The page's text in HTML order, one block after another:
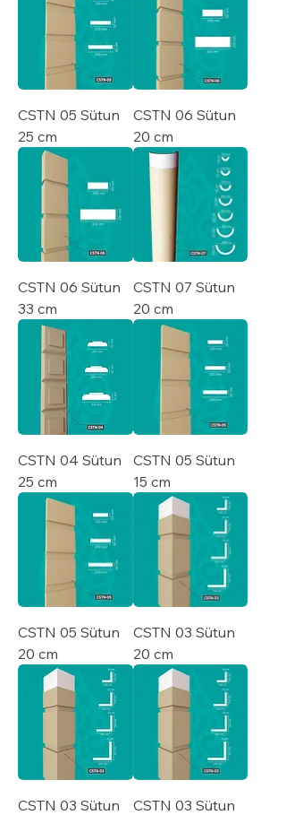
CSTN 05 Sütun
25 cm
CSTN 06 Sütun
20 cm
CSTN 06 Sütun
33 cm
CSTN 07 Sütun
20 cm
CSTN 04 Sütun
25 cm
CSTN 05 Sütun
15 cm
CSTN 05 Sütun
20 cm
CSTN 03 Sütun
20 cm
CSTN 03 Sütun
CSTN 03 Sütun